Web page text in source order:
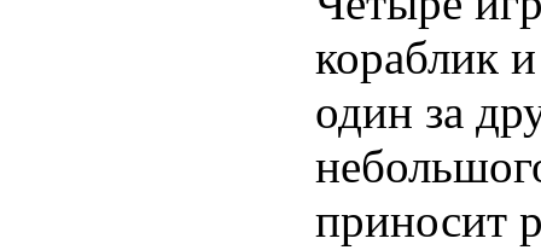
кораблик
один за
приносит